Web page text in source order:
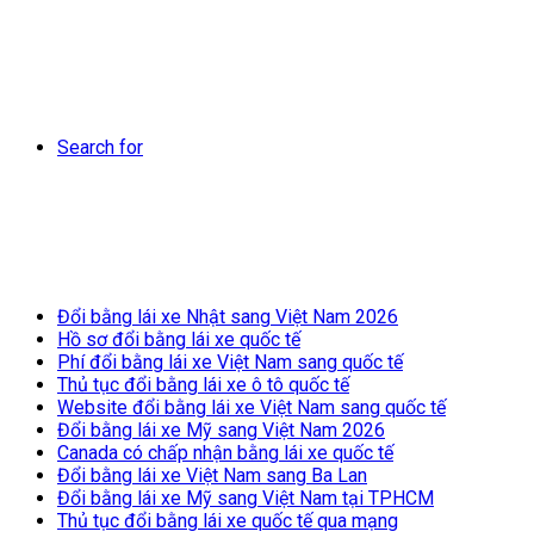
Search for
Đổi bằng lái xe Nhật sang Việt Nam 2026
Hồ sơ đổi bằng lái xe quốc tế
Phí đổi bằng lái xe Việt Nam sang quốc tế
Thủ tục đổi bằng lái xe ô tô quốc tế
Website đổi bằng lái xe Việt Nam sang quốc tế
Đổi bằng lái xe Mỹ sang Việt Nam 2026
Canada có chấp nhận bằng lái xe quốc tế
Đổi bằng lái xe Việt Nam sang Ba Lan
Đổi bằng lái xe Mỹ sang Việt Nam tại TPHCM
Thủ tục đổi bằng lái xe quốc tế qua mạng